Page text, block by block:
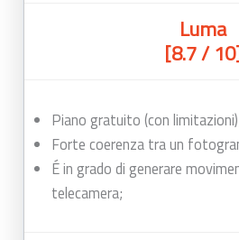
Luma
[8.7 /
Piano gratuito (con
Forte coerenza tra un
É in grado di generare
telecamera;